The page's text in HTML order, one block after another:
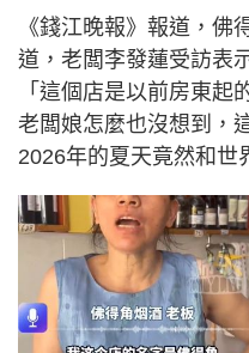
《錢江晚報》報道，佛
道，老闆李發蓮受訪表
「這個店是以前房東起
老闆娘怎麼也沒想到，
2026年的夏天竟然和世